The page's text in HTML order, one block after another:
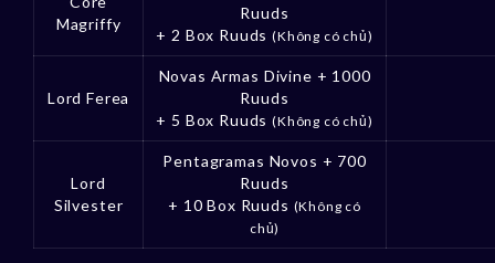
Magriffy
Ruuds
+ 2 Box Ruuds(Không có chủ)
Lord Ferea
Novas Armas Divine + 1000
Ruuds
+ 5 Box Ruuds(Không có chủ)
Lord
Silvester
Pentagramas Novos + 700
Ruuds
+ 10 Box Ruuds (Không có
chủ)